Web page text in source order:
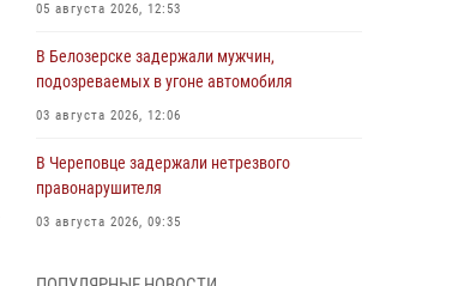
05 августа 2026, 12:53
В Белозерске задержали мужчин,
подозреваемых в угоне автомобиля
03 августа 2026, 12:06
В Череповце задержали нетрезвого
правонарушителя
03 августа 2026, 09:35